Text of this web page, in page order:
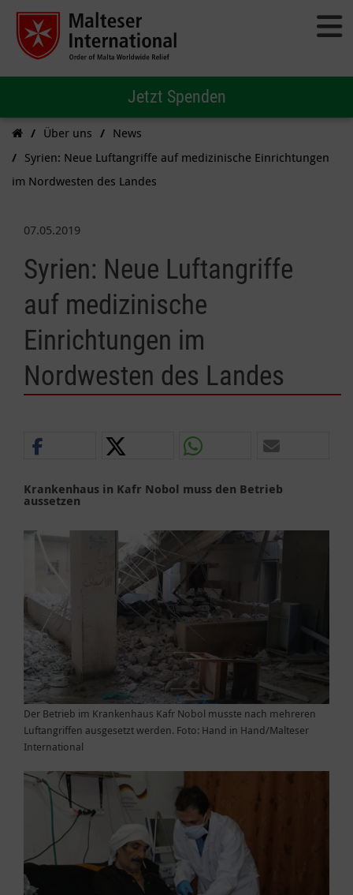
Jetzt Spenden
Über uns
News
Syrien: Neue Luftangriffe auf medizinische Einrichtungen
im Nordwesten des Landes
07.05.2019
Syrien: Neue Luftangriffe
auf medizinische
Einrichtungen im
Nordwesten des Landes
Krankenhaus in Kafr Nobol muss den Betrieb
aussetzen
Der Betrieb im Krankenhaus Kafr Nobol musste nach mehreren
Luftangriffen ausgesetzt werden. Foto: Hand in Hand/Malteser
International